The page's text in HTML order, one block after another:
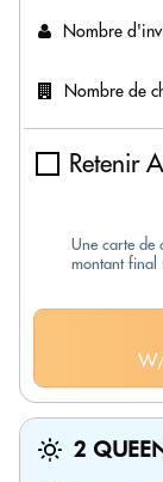
Nombre
Nombre de
Retenir
Une carte de
montant final
2